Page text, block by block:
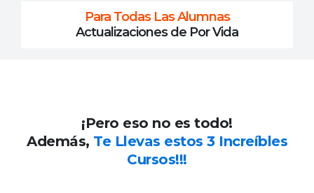
Para Todas Las Alumnas
Actualizaciones de Por Vida
¡Pero eso no es todo!
Además, Te Llevas estos 3 Increíbles
Cursos!!!